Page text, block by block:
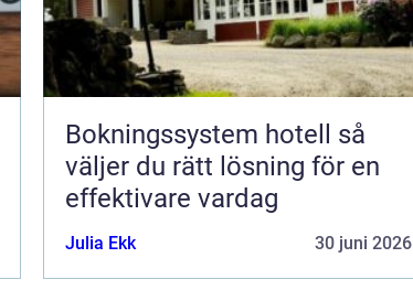
Bokningssystem hotell så
väljer du rätt lösning för en
effektivare vardag
Julia Ekk 30 juni 2026